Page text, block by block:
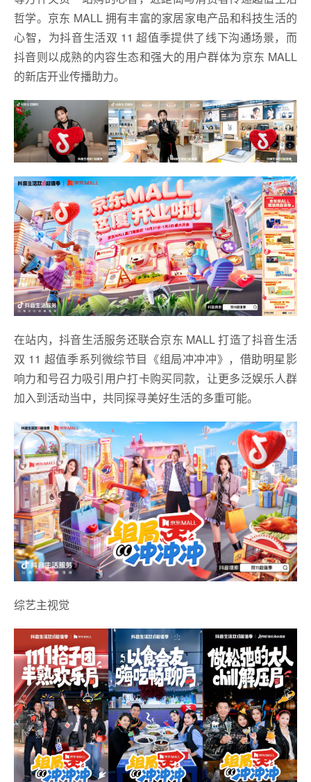
哲学。京东 MALL 拥有丰富的家居家电产品和科技生活的
心智，为抖音生活双 11 超值季提供了线下沟通场景，而
抖音则以成熟的内容生态和强大的用户群体为京东 MALL
的新店开业传播助力。
在站内，抖音生活服务还联合京东 MALL 打造了抖音生活
双 11 超值季系列微综节目《组局冲冲冲》，借助明星影
响力和号召力吸引用户打卡购买同款，让更多泛娱乐人群
加入到活动当中，共同探寻美好生活的多重可能。
综艺主视觉